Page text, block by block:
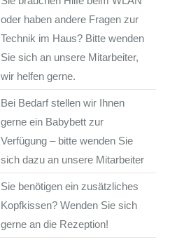
oder haben andere Fragen zur
Technik im Haus? Bitte wenden
Sie sich an unsere Mitarbeiter,
wir helfen gerne.
Bei Bedarf stellen wir Ihnen
gerne ein Babybett zur
Verfügung – bitte wenden Sie
sich dazu an unsere Mitarbeiter
Sie benötigen ein zusätzliches
Kopfkissen? Wenden Sie sich
gerne an die Rezeption!